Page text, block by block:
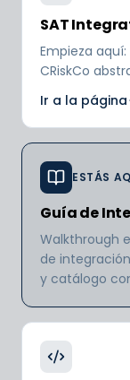
SAT
Empieza
CRiskCo
Ir a la página
ESTÁS
Guía de
Walkthrough
de
y catálogo